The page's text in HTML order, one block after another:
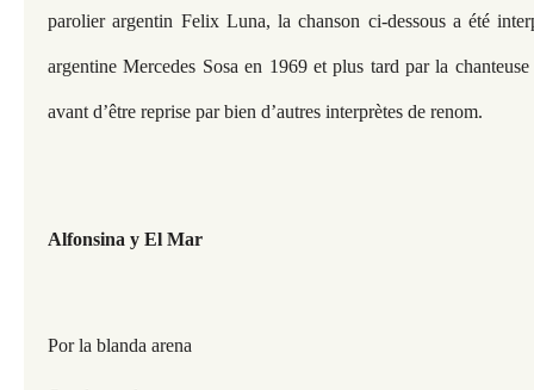
parolier argentin Felix Luna, la chanson ci-dessous a été
argentine Mercedes Sosa en 1969 et plus tard par la
avant d’être reprise par bien d’autres interprètes de renom.
Alfonsina y El Mar
Por la blanda arena